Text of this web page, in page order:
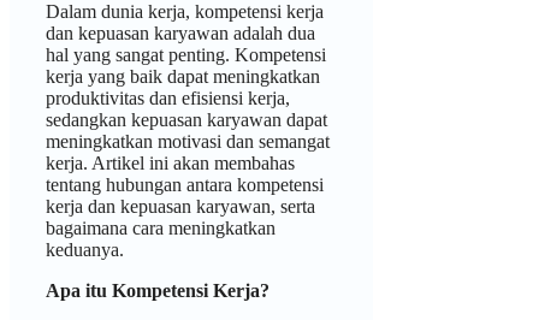
Dalam dunia kerja, kompetensi kerja
dan kepuasan karyawan adalah dua
hal yang sangat penting. Kompetensi
kerja yang baik dapat meningkatkan
produktivitas dan efisiensi kerja,
sedangkan kepuasan karyawan dapat
meningkatkan motivasi dan semangat
kerja. Artikel ini akan membahas
tentang hubungan antara kompetensi
kerja dan kepuasan karyawan, serta
bagaimana cara meningkatkan
keduanya.
Apa itu Kompetensi Kerja?